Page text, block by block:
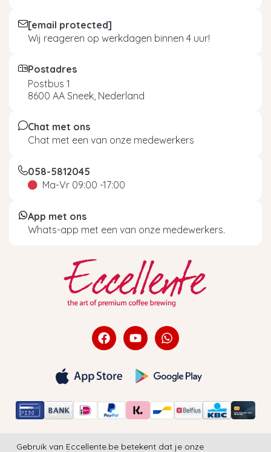
[email protected]
Wij reageren op werkdagen binnen 4 uur!
Postadres
Postbus 1
8600 AA Sneek, Nederland
Chat met ons
Chat met een van onze medewerkers
058-5812045
Ma-Vr 09:00 -17:00
App met ons
Whats-app met een van onze medewerkers.
Gebruik van Eccellente.be betekent dat je onze